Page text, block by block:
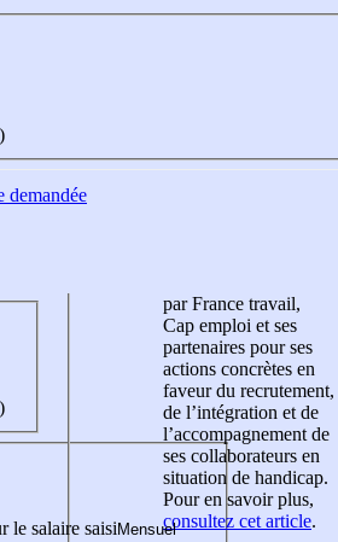
demandée
le salaire saisi
par France travail,
Cap emploi et ses
partenaires pour ses
actions concrètes en
faveur du recrutement,
de l’intégration et de
l’accompagnement de
ses collaborateurs en
situation de handicap.
Pour en savoir plus,
consultez cet article.